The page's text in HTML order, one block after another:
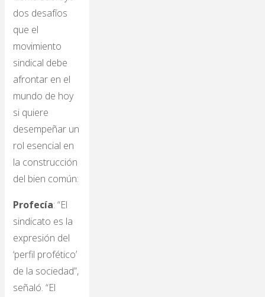
dos desafíos
que el
movimiento
sindical debe
afrontar en el
mundo de hoy
si quiere
desempeñar un
rol esencial en
la construcción
del bien común:
Profecía: “El
sindicato es la
expresión del
‘perfil profético’
de la sociedad”,
señaló. “El